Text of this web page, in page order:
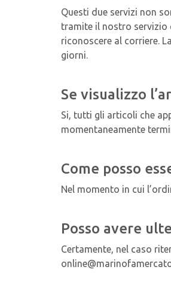
Questi due servizi non
tramite il nostro servizio
riconoscere al corriere.
giorni.
Se visualizzo
Si, tutti gli articoli che
momentaneamente
Come posso
Nel momento in cui
Posso avere
Certamente, nel caso